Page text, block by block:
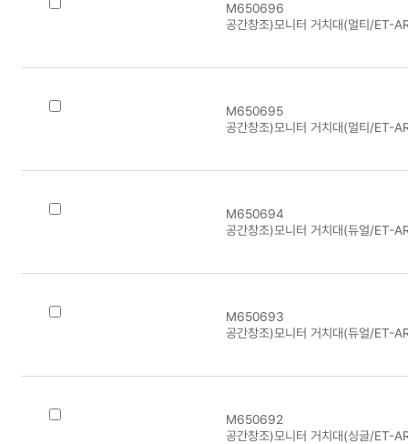
M650696
공간창조)모니터 거치대(멀티/ET-
M650695
공간창조)모니터 거치대(멀티/ET-
M650694
공간창조)모니터 거치대(듀얼/ET-
M650693
공간창조)모니터 거치대(듀얼/ET-
M650692
공간창조)모니터 거치대(싱글/ET-